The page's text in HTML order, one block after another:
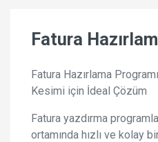
Fatura
Fatura Hazırlama
Kesimi için İdeal Çözüm
Fatura yazdırma
ortamında hızlı ve kolay